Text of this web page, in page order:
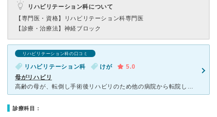
リハビリテーション科について
【専門医・資格】
リハビリテーション科専門医
【診療・治療法】 神経ブロック
リハビリテーション科の口コミ
リハビリテーション科 けが
5.0
母がリハビリ
高齢の母が、転倒し手術後リハビリのため他の病院から転院し、お世話になっております。 院内は綺麗にリフォームされていて、冷房も効いて快適な入院生活を過ごしていると、母は。 食事が美味しいと喜んでます
診療科目：